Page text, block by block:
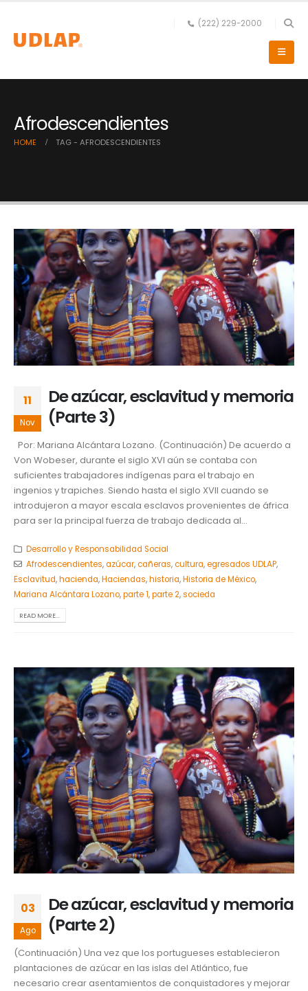
(222) 229-2000
Afrodescendientes
HOME TAG - AFRODESCENDIENTES
11
Nov
De azúcar, esclavitud y memoria
(Parte 3)
Por: Mariana Alcántara Lozano. (Continuación) De acuerdo a
Von Wobeser, durante el siglo XVI aún se contaba con
suficientes trabajadores indígenas para el trabajo en
ingenios y trapiches. Siendo hasta el siglo XVII cuando se
introdujeron a mayor escala esclavos provenientes de áfrica
para ser la principal fuerza de trabajo dedicada al...
Desarrollo y Responsabilidad Social
Afrodescendientes,azúcar,cañeras,cultura,egresados UDLAP,
Esclavitud,hacienda,Haciendas,historia,Historia de México,
Mariana Alcántara Lozano,parte 1,parte 2,socieda
READ MORE...
03
Ago
De azúcar, esclavitud y memoria
(Parte 2)
(Continuación) Una vez que los portugueses establecieron
plantaciones de azúcar en las islas del Atlántico, fue
necesario crear asentamientos de conquistadores y mejorar